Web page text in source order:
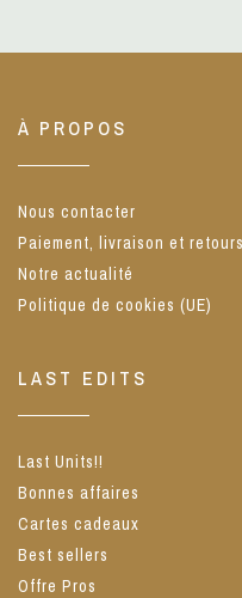
À PROPOS
Nous contacter
Paiement, livraison et retours
Notre actualité
Politique de cookies (UE)
LAST EDITS
Last Units!!
Bonnes affaires
Cartes cadeaux
Best sellers
Offre Pros